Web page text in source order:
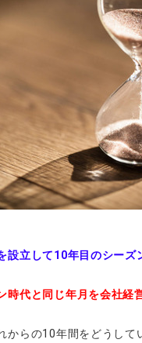
設立して10年目のシーズ
時代と同じ年月を会社経
からの10年間をどうして